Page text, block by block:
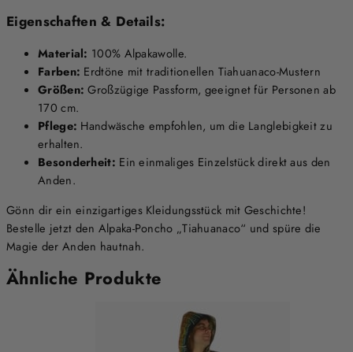
Eigenschaften & Details:
Material: 100% Alpakawolle.
Farben: Erdtöne mit traditionellen Tiahuanaco-Mustern
Größen: Großzügige Passform, geeignet für Personen ab
170 cm.
Pflege: Handwäsche empfohlen, um die Langlebigkeit zu
erhalten.
Besonderheit: Ein einmaliges Einzelstück direkt aus den
Anden.
Gönn dir ein einzigartiges Kleidungsstück mit Geschichte!
Bestelle jetzt den Alpaka-Poncho „Tiahuanaco“ und spüre die
Magie der Anden hautnah.
Ähnliche Produkte